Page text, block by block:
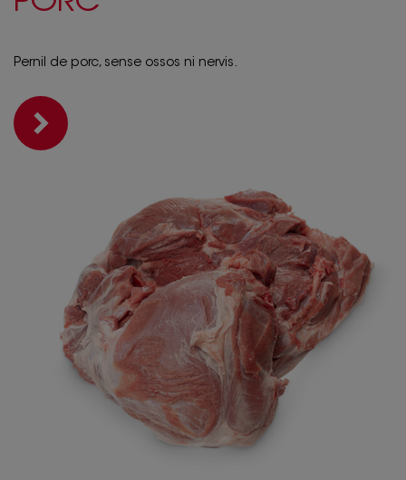
Pernil de porc, sense ossos ni nervis.